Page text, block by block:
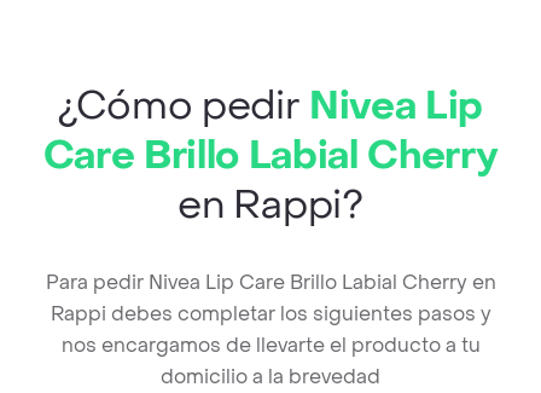
¿Cómo pedir Nivea Lip
Care Brillo Labial Cherry
en Rappi?
Para pedir Nivea Lip Care Brillo Labial Cherry en
Rappi debes completar los siguientes pasos y
nos encargamos de llevarte el producto a tu
domicilio a la brevedad